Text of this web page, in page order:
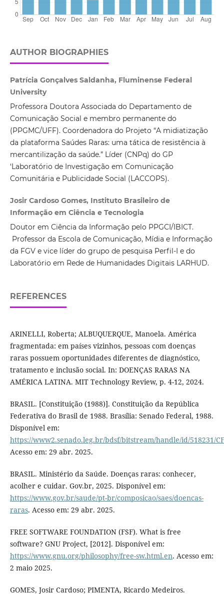
AUTHOR BIOGRAPHIES
Patrícia Gonçalves Saldanha, Fluminense Federal
University
Professora Doutora Associada do Departamento de
Comunicação Social e membro permanente do
(PPGMC/UFF). Coordenadora do Projeto “A midiatização
da plataforma Saúdes Raras: uma tática de resistência à
mercantilização da saúde.” Líder (CNPq) do GP
‘Laboratório de Investigação em Comunicação
Comunitária e Publicidade Social (LACCOPS).
Josir Cardoso Gomes, Instituto Brasileiro de
Informação em Ciência e Tecnologia
Doutor em Ciência da Informação pelo PPGCI/IBICT.
Professor da Escola de Comunicação, Mídia e Informação
da FGV e vice líder do grupo de pesquisa Perfil-I e do
Laboratório em Rede de Humanidades Digitais LARHUD.
REFERENCES
ARINELLI, Roberta; ALBUQUERQUE, Manoela. América
fragmentada: em países vizinhos, pessoas com doenças
raras possuem oportunidades diferentes de diagnóstico,
tratamento e inclusão social. In: DOENÇAS RARAS NA
AMÉRICA LATINA. MIT Technology Review, p. 4-12, 2024.
BRASIL. [Constituição (1988)]. Constituição da República
Federativa do Brasil de 1988. Brasília: Senado Federal, 1988.
Disponível em:
https://www2.senado.leg.br/bdsf/bitstream/handle/id/518231/
Acesso em: 29 abr. 2025.
BRASIL. Ministério da Saúde. Doenças raras: conhecer,
acolher e cuidar. Gov.br, 2025. Disponível em:
https://www.gov.br/saude/pt-br/composicao/saes/doencas-
raras. Acesso em: 29 abr. 2025.
FREE SOFTWARE FOUNDATION (FSF). What is free
software? GNU Project, [2012]. Disponível em:
https://www.gnu.org/philosophy/free-sw.html.en. Acesso em:
2 maio 2025.
GOMES, Josir Cardoso; PIMENTA, Ricardo Medeiros.